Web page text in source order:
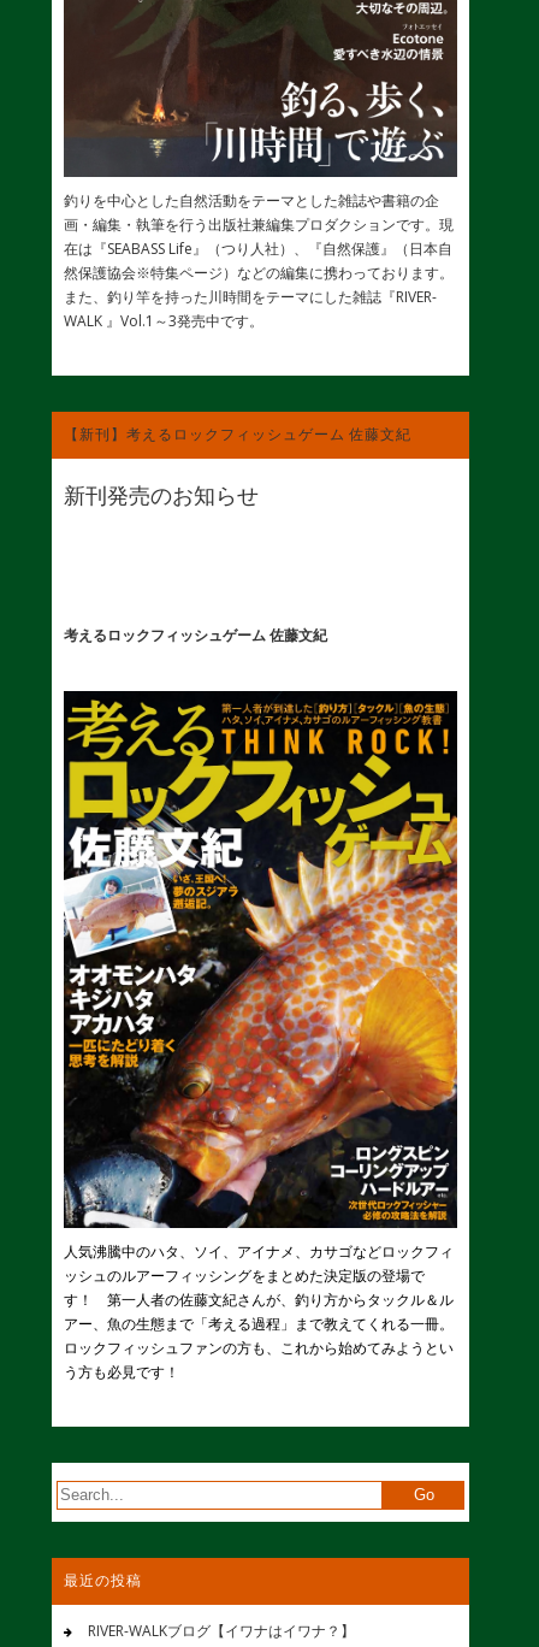
釣りを中心とした自然活動をテーマとした雑誌や書籍の企
画・編集・執筆を行う出版社兼編集プロダクションです。現
在は『SEABASS Life』（つり人社）、『自然保護』（日本自
然保護協会※特集ページ）などの編集に携わっております。
また、釣り竿を持った川時間をテーマにした雑誌『RIVER-
WALK 』Vol.1～3発売中です。
【新刊】考えるロックフィッシュゲーム 佐藤文紀
新刊発売のお知らせ
考えるロックフィッシュゲーム 佐藤文紀
人気沸騰中のハタ、ソイ、アイナメ、カサゴなどロックフィ
ッシュのルアーフィッシングをまとめた決定版の登場で
す！ 第一人者の佐藤文紀さんが、釣り方からタックル＆ル
アー、魚の生態まで「考える過程」まで教えてくれる一冊。
ロックフィッシュファンの方も、これから始めてみようとい
う方も必見です！
最近の投稿
RIVER-WALKブログ【イワナはイワナ？】